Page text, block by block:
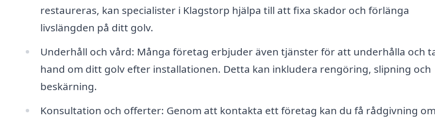
restaureras, kan specialister i Klagstorp hjälpa till att fixa skador och förlänga
livslängden på ditt golv.
Underhåll och vård: Många företag erbjuder även tjänster för att underhålla och
hand om ditt golv efter installationen. Detta kan inkludera rengöring, slipning och
beskärning.
Konsultation och offerter: Genom att kontakta ett företag kan du få rådgivning